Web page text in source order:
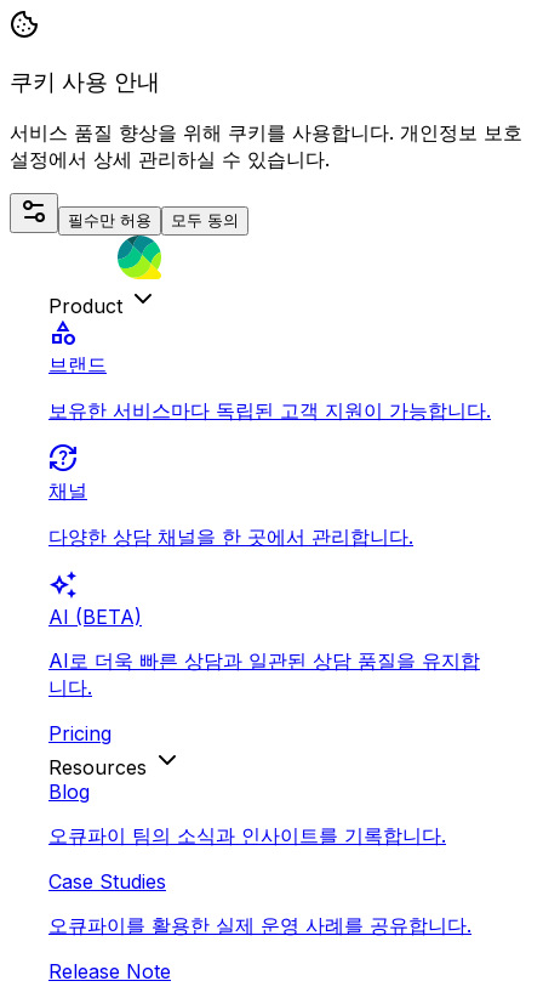
쿠키 사용 안내
서비스 품질 향상을 위해 쿠키를 사용합니다. 개인정보 보호
설정에서 상세 관리하실 수 있습니다.
필수만 허용 모두 동의
Product
category
브랜드
보유한 서비스마다 독립된 고객 지원이 가능합니다.
question_exchange
채널
다양한 상담 채널을 한 곳에서 관리합니다.
auto_awesome
AI (BETA)
AI로 더욱 빠른 상담과 일관된 상담 품질을 유지합
니다.
Pricing
Resources
Blog
오큐파이 팀의 소식과 인사이트를 기록합니다.
Case Studies
오큐파이를 활용한 실제 운영 사례를 공유합니다.
Release Note